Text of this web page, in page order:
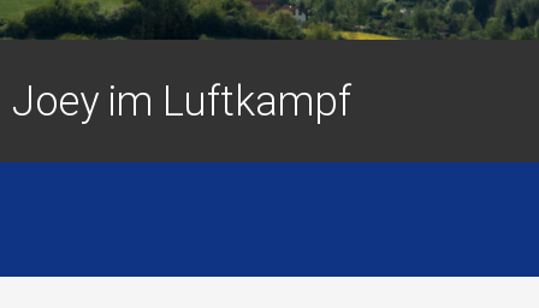
Joey im Luftkampf